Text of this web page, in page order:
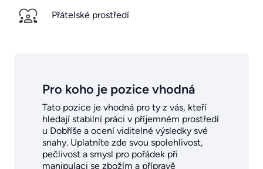
Přátelské prostředí
Pro koho je pozice vhodná
Tato pozice je vhodná pro ty z vás, kteří
hledají stabilní práci v příjemném prostředí
u Dobříše a ocení viditelné výsledky své
snahy. Uplatníte zde svou spolehlivost,
pečlivost a smysl pro pořádek při
manipulaci se zbožím a přípravě